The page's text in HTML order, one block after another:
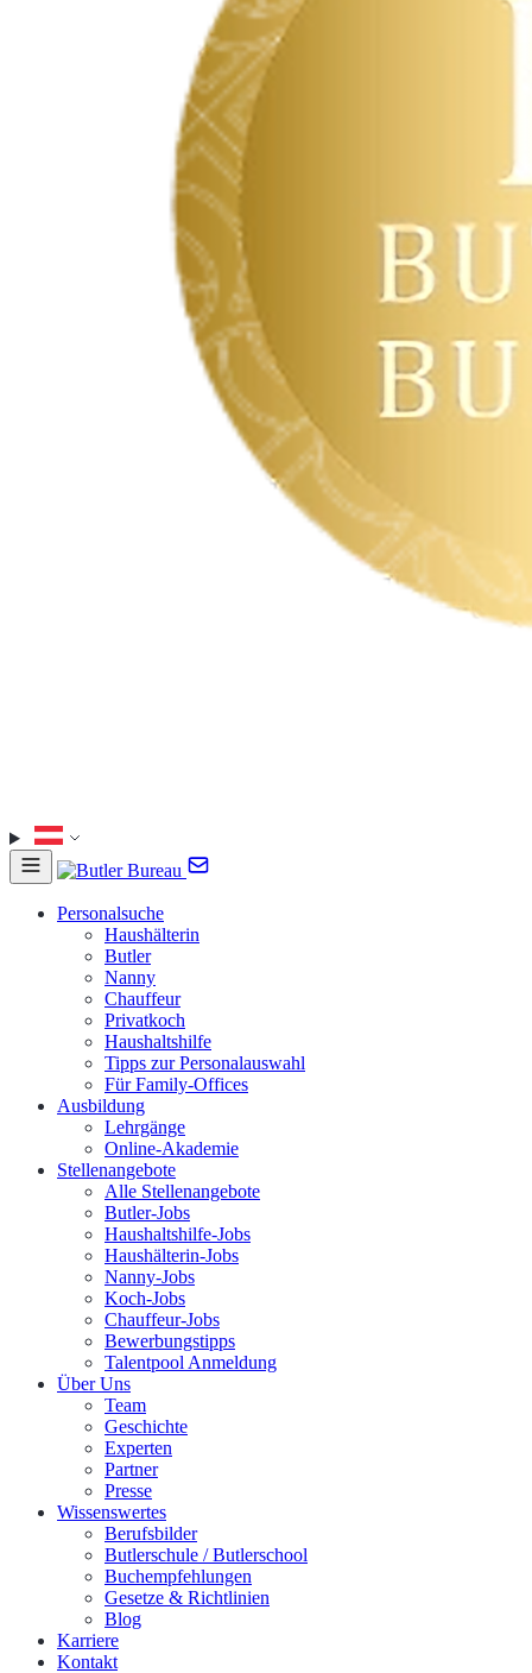
Personalsuche
Haushälterin
Butler
Nanny
Chauffeur
Privatkoch
Haushaltshilfe
Tipps zur Personalauswahl
Für Family-Offices
Ausbildung
Lehrgänge
Online-Akademie
Stellenangebote
Alle Stellenangebote
Butler-Jobs
Haushaltshilfe-Jobs
Haushälterin-Jobs
Nanny-Jobs
Koch-Jobs
Chauffeur-Jobs
Bewerbungstipps
Talentpool Anmeldung
Über Uns
Team
Geschichte
Experten
Partner
Presse
Wissenswertes
Berufsbilder
Butlerschule / Butlerschool
Buchempfehlungen
Gesetze & Richtlinien
Blog
Karriere
Kontakt